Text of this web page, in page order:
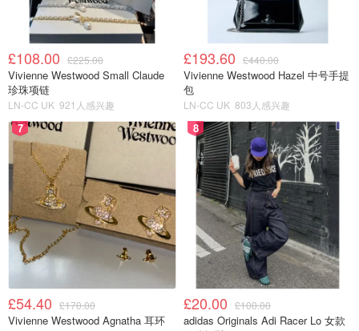
£108.00 £225.00
Vivienne Westwood Small Claude
珍珠项链
LN-CC UK 921人感兴趣
£193.60 £440.00
Vivienne Westwood Hazel 中号手提
包
LN-CC UK 803人感兴趣
7
£54.40 £170.00
Vivienne Westwood Agnatha 耳环
8
£20.00 £100.00
adidas Originals Adi Racer Lo 女款